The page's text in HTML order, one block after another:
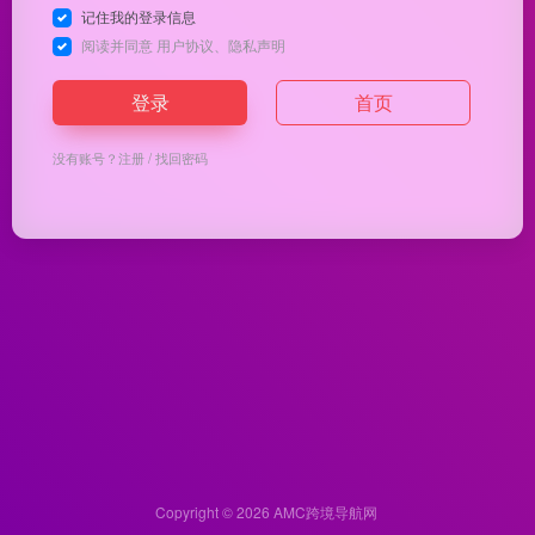
记住我的登录信息
阅读并同意 用户协议 隐私声明
登录 首页
没有账号？注册/找回密码
Copyright © 2026 AMC跨境导航网